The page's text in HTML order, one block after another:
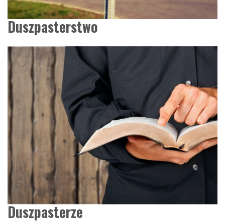
Duszpasterstwo
Duszpasterze